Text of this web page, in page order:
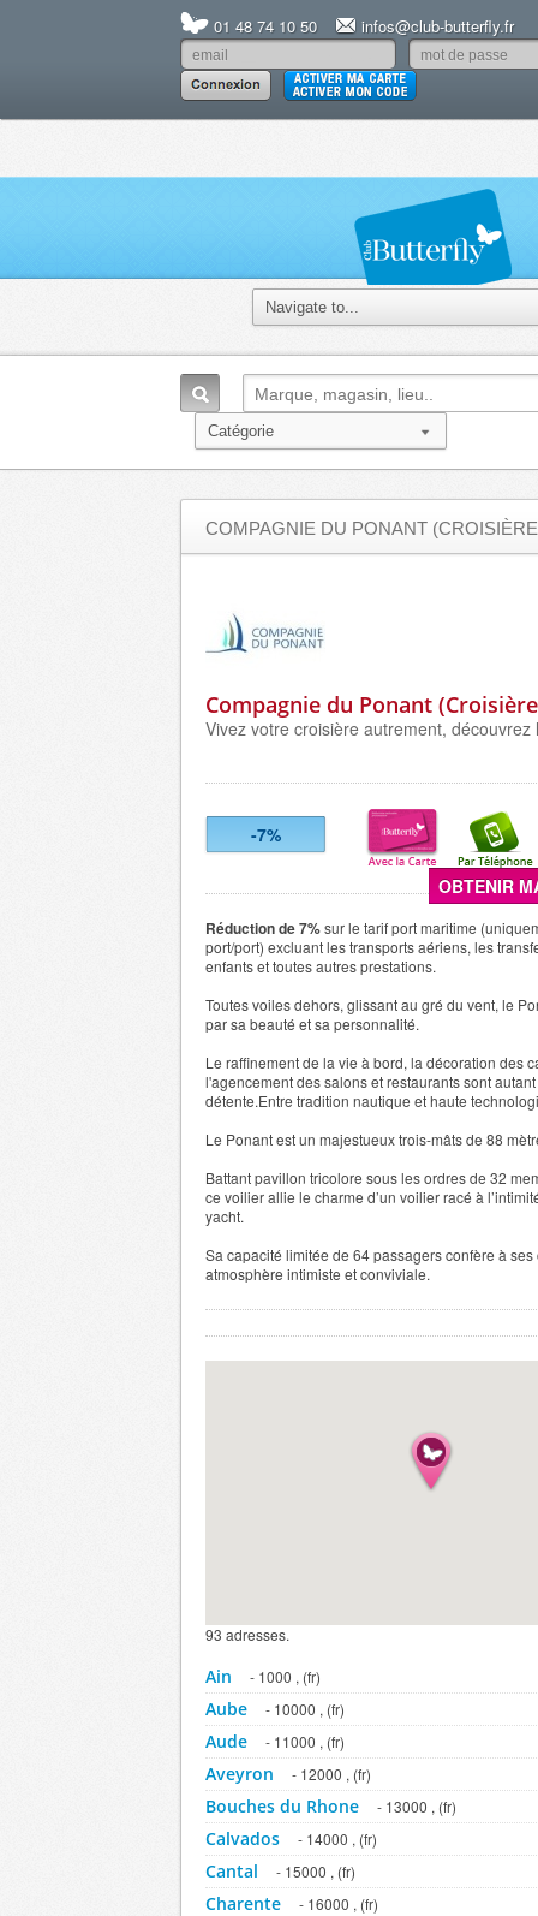
01 48 74 10 50 infos@club-butterfly.fr
COMPAGNIE DU PONANT
Compagnie du Ponant
Vivez votre croisière autrement,
-7%
OBTENIR
Réduction de 7%sur le tarif port maritime
port/port) excluant les transports aériens, les
enfants et toutes autres prestations.
Toutes voiles dehors, glissant au gré du vent, le
par sa beauté et sa personnalité.
Le raffinement de la vie à bord, la décoration des
l'agencement des salons et restaurants sont
détente.Entre tradition nautique et haute
Le Ponant est un majestueux trois-mâts de 88
Battant pavillon tricolore sous les ordres de 32
ce voilier allie le charme d’un voilier racé à
yacht.
Sa capacité limitée de 64 passagers confère à
atmosphère intimiste et conviviale.
93 adresses.
Ain - 1000 , (fr)
Aube - 10000 , (fr)
Aude - 11000 , (fr)
Aveyron - 12000 , (fr)
Bouches du Rhone - 13000 , (fr)
Calvados - 14000 , (fr)
Cantal - 15000 , (fr)
Charente - 16000 , (fr)